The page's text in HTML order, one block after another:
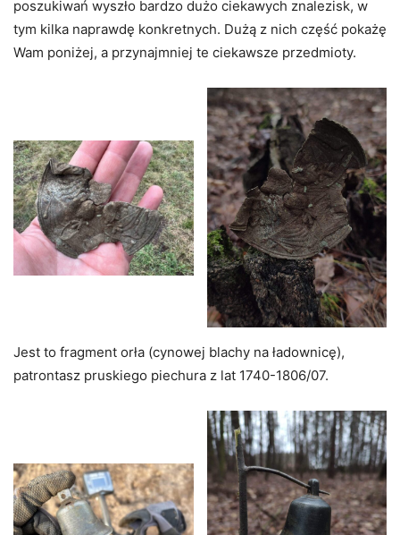
poszukiwań wyszło bardzo dużo ciekawych znalezisk, w
tym kilka naprawdę konkretnych. Dużą z nich część pokażę
Wam poniżej, a przynajmniej te ciekawsze przedmioty.
Jest to fragment orła (cynowej blachy na ładownicę),
patrontasz pruskiego piechura z lat 1740-1806/07.